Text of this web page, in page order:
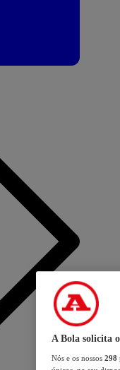
A Bola solicita
Nós e os nossos 298